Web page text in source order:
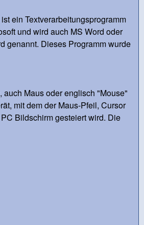
ein Textverarbeitungsprogramm
und wird auch MS Word oder
genannt. Dieses Programm wurde
auch Maus oder englisch "Mouse"
mit dem der Maus-Pfeil, Cursor
Bildschirm gesteiert wird. Die